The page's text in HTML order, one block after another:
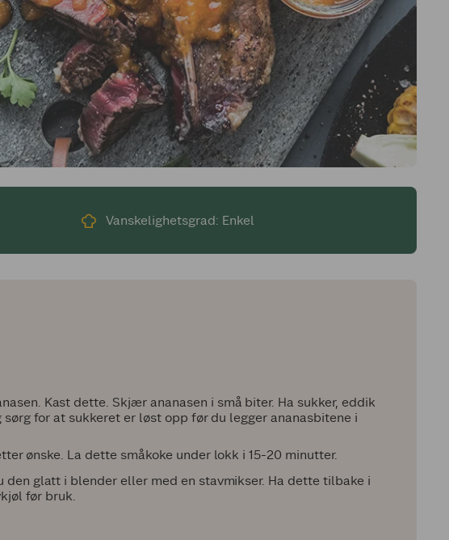
Vanskelighetsgrad: Enkel
Kast dette. Skjær ananasen i små biter. Ha sukker, eddik
sørg for at sukkeret er løst opp før du legger ananasbitene i
ønske. La dette småkoke under lokk i 15-20 minutter.
den glatt i blender eller med en stavmikser. Ha dette tilbake i
før bruk.